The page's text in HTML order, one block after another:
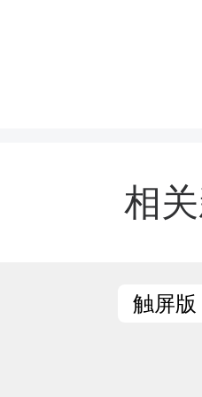
发展的实操
一步，复兴
相
触屏版